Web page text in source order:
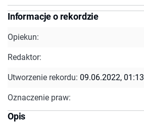
Informacje o rekordzie
Opiekun:
Redaktor:
Utworzenie rekordu: 09.06.2022, 01:13
Oznaczenie praw:
Opis